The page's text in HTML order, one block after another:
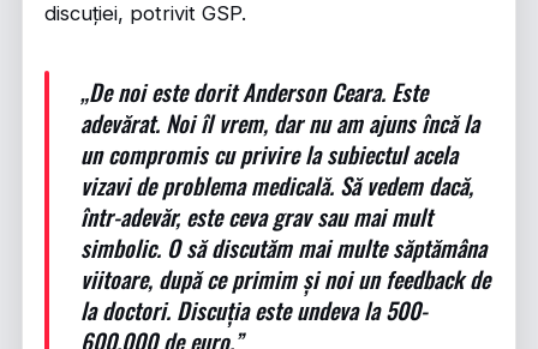
discuției, potrivit GSP.
„De noi este dorit Anderson Ceara. Este
adevărat. Noi îl vrem, dar nu am ajuns încă la
un compromis cu privire la subiectul acela
vizavi de problema medicală. Să vedem dacă,
într-adevăr, este ceva grav sau mai mult
simbolic. O să discutăm mai multe săptămâna
viitoare, după ce primim și noi un feedback de
la doctori. Discuția este undeva la 500-
600.000 de euro.”